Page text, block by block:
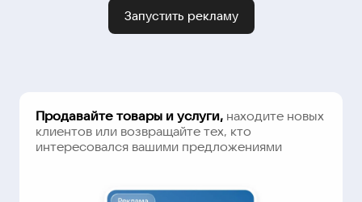
Запустить рекламу
Продавайте товары и услуги, находите новых
клиентов или возвращайте тех, кто
интересовался вашими предложениями